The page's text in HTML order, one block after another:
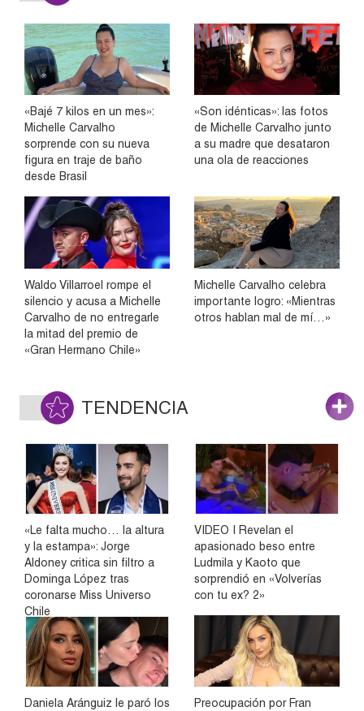
«Bajé 7 kilos en un mes»:
Michelle Carvalho
sorprende con su nueva
figura en traje de baño
desde Brasil
«Son idénticas»: las fotos
de Michelle Carvalho junto
a su madre que desataron
una ola de reacciones
Waldo Villarroel rompe el
silencio y acusa a Michelle
Carvalho de no entregarle
la mitad del premio de
«Gran Hermano Chile»
Michelle Carvalho celebra
importante logro: «Mientras
otros hablan mal de mí…»
TENDENCIA
«Le falta mucho… la altura
y la estampa»: Jorge
Aldoney critica sin filtro a
Dominga López tras
coronarse Miss Universo
Chile
VIDEO | Revelan el
apasionado beso entre
Ludmila y Kaoto que
sorprendió en «Volverías
con tu ex? 2»
Daniela Aránguiz le paró los
Preocupación por Fran